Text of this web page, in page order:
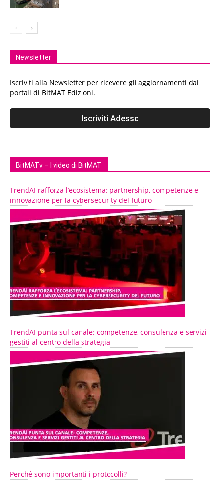
Newsletter
Iscriviti alla Newsletter per ricevere gli aggiornamenti dai
portali di BitMAT Edizioni.
BitMATv – I video di BitMAT
TrendAI rafforza l’ecosistema: partnership, competenze e
innovazione per la cybersecurity del futuro
TrendAI punta sul canale: competenze, consulenza e servizi
gestiti al centro della strategia
Perché sono importanti i protocolli?